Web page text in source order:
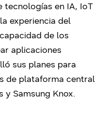
tecnologías en IA, IoT
experiencia del
de los
aplicaciones
sus planes para
de plataforma central
y Samsung Knox.